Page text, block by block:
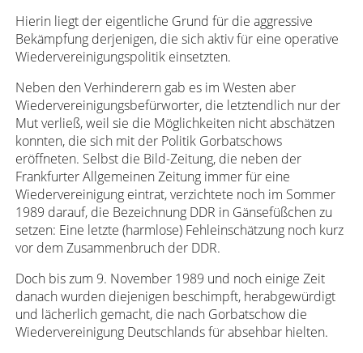
Hierin liegt der eigentliche Grund für die aggressive
Bekämpfung derjenigen, die sich aktiv für eine operative
Wiedervereinigungspolitik einsetzten.
Neben den Verhinderern gab es im Westen aber
Wiedervereinigungsbefürworter, die letztendlich nur der
Mut verließ, weil sie die Möglichkeiten nicht abschätzen
konnten, die sich mit der Politik Gorbatschows
eröffneten. Selbst die Bild-Zeitung, die neben der
Frankfurter Allgemeinen Zeitung immer für eine
Wiedervereinigung eintrat, verzichtete noch im Sommer
1989 darauf, die Bezeichnung DDR in Gänsefüßchen zu
setzen: Eine letzte (harmlose) Fehleinschätzung noch kurz
vor dem Zusammenbruch der DDR.
Doch bis zum 9. November 1989 und noch einige Zeit
danach wurden diejenigen beschimpft, herabgewürdigt
und lächerlich gemacht, die nach Gorbatschow die
Wiedervereinigung Deutschlands für absehbar hielten.